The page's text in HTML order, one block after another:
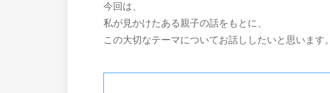
今回は、
私が見かけたある親子の話をもとに、
この大切なテーマについてお話ししたいと思います。